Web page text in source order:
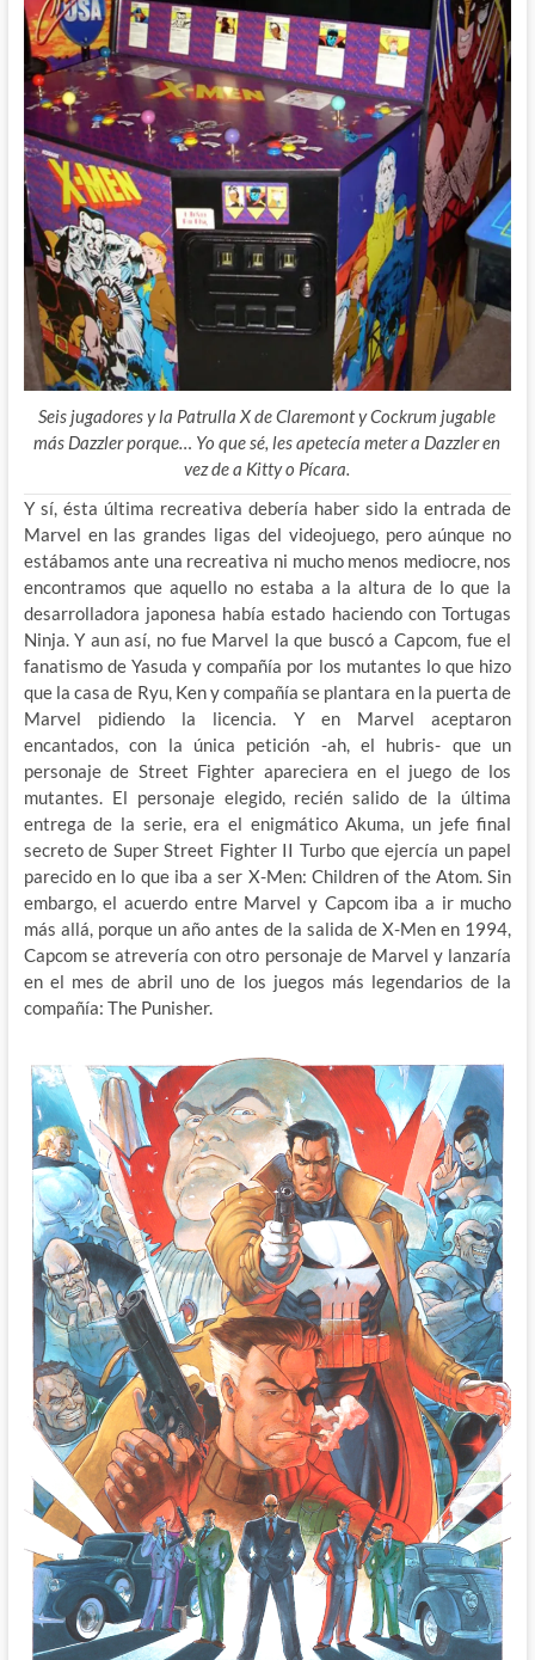
Seis jugadores y la Patrulla X de Claremont y Cockrum jugable
más Dazzler porque… Yo que sé, les apetecía meter a Dazzler en
vez de a Kitty o Pícara.
Y sí, ésta última recreativa debería haber sido la entrada de
Marvel en las grandes ligas del videojuego, pero aúnque no
estábamos ante una recreativa ni mucho menos mediocre, nos
encontramos que aquello no estaba a la altura de lo que la
desarrolladora japonesa había estado haciendo con Tortugas
Ninja. Y aun así, no fue Marvel la que buscó a Capcom, fue el
fanatismo de Yasuda y compañía por los mutantes lo que hizo
que la casa de Ryu, Ken y compañía se plantara en la puerta de
Marvel pidiendo la licencia. Y en Marvel aceptaron
encantados, con la única petición -ah, el hubris- que un
personaje de Street Fighter apareciera en el juego de los
mutantes. El personaje elegido, recién salido de la última
entrega de la serie, era el enigmático Akuma, un jefe final
secreto de Super Street Fighter II Turbo que ejercía un papel
parecido en lo que iba a ser X-Men: Children of the Atom. Sin
embargo, el acuerdo entre Marvel y Capcom iba a ir mucho
más allá, porque un año antes de la salida de X-Men en 1994,
Capcom se atrevería con otro personaje de Marvel y lanzaría
en el mes de abril uno de los juegos más legendarios de la
compañía: The Punisher.